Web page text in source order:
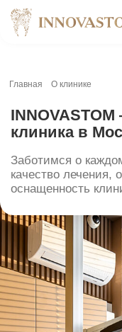
клиника в Москве
Заботимся о каждом
качество лечения,